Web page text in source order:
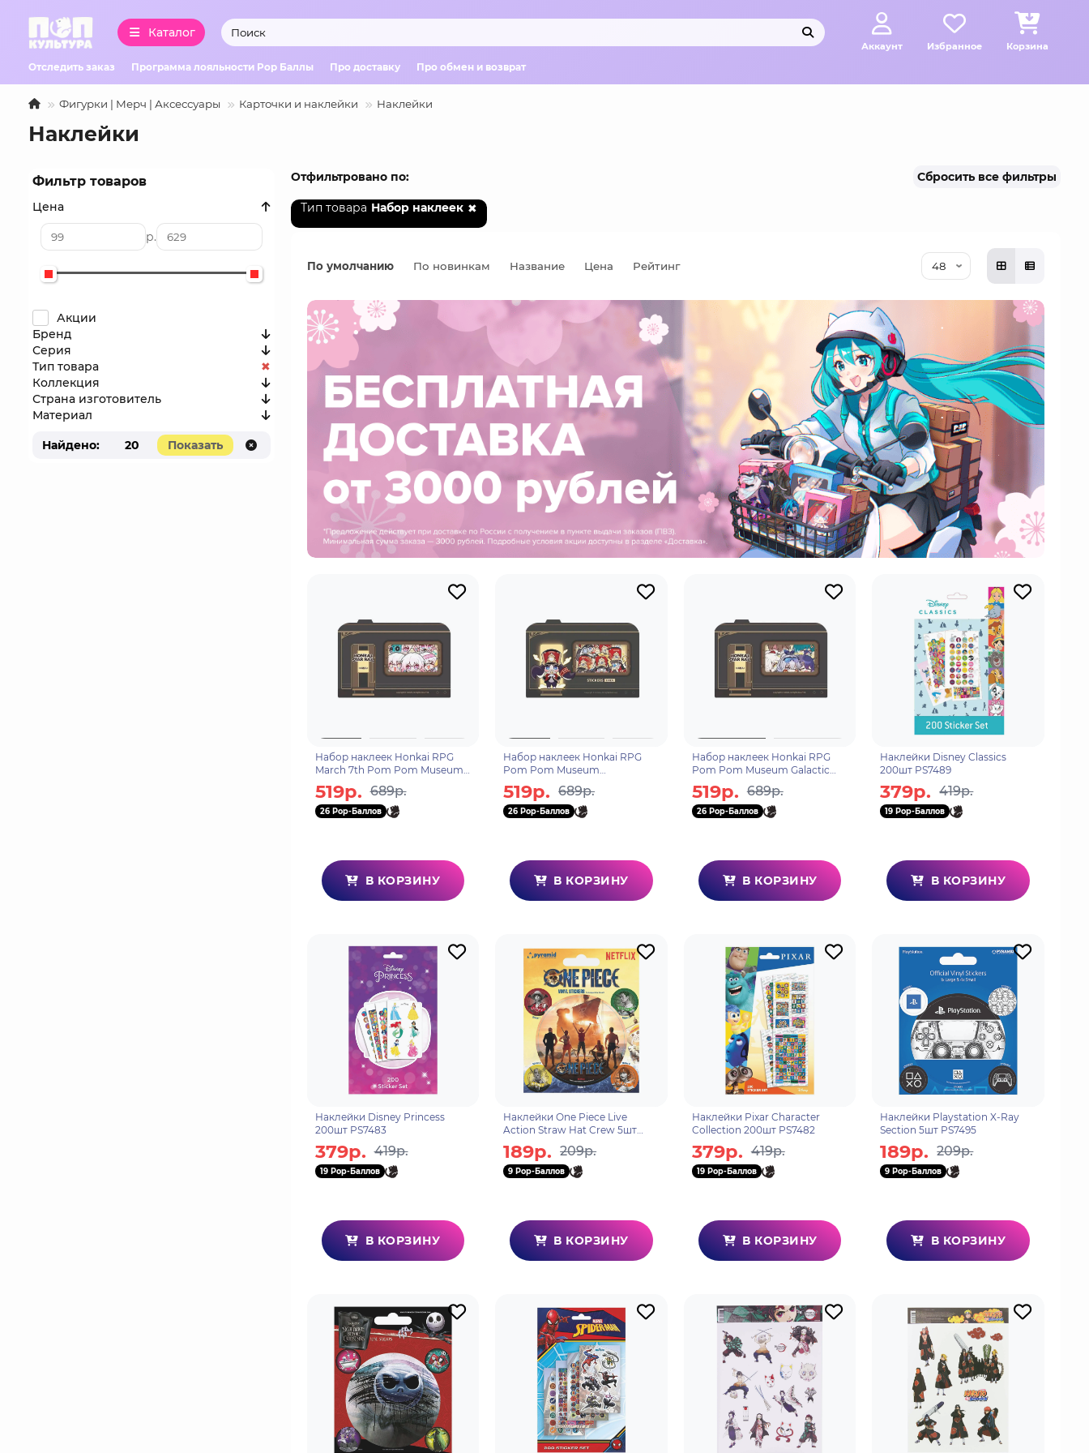
Каталог
Аккаунт Избранное Корзина
Отследить заказ Программа лояльности Pop Баллы Про доставку Про обмен и возврат
Фигурки | Мерч | Аксессуары Карточки и наклейки Наклейки
Наклейки
Фильтр товаров
Цена
р.
Акции
Бренд
Серия
Тип товара
Коллекция
Страна изготовитель
Материал
Найдено: 20 Показать
Отфильтровано по: Сбросить все фильтры
Тип товара Набор наклеек
По умолчанию По новинкам Название Цена Рейтинг
Набор наклеек Honkai RPG
March 7th Pom Pom Museum
519р. 689р.
26 Pop-Баллов
В КОРЗИНУ
Набор наклеек Honkai RPG
Pom Pom Museum
519р. 689р.
26 Pop-Баллов
В КОРЗИНУ
Набор наклеек Honkai RPG
Pom Pom Museum Galactic
519р. 689р.
26 Pop-Баллов
В КОРЗИНУ
Наклейки Disney Classics
200шт PS7489
379р. 419р.
19 Pop-Баллов
В КОРЗИНУ
Наклейки Disney Princess
200шт PS7483
379р. 419р.
19 Pop-Баллов
В КОРЗИНУ
Наклейки One Piece Live
Action Straw Hat Crew 5шт
189р. 209р.
9 Pop-Баллов
В КОРЗИНУ
Наклейки Pixar Character
Collection 200шт PS7482
379р. 419р.
19 Pop-Баллов
В КОРЗИНУ
Наклейки Playstation X-Ray
Section 5шт PS7495
189р. 209р.
9 Pop-Баллов
В КОРЗИНУ